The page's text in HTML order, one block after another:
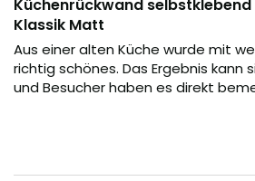
Küchenrückwand
Klassik Matt
Aus einer alten Küche wurde mit
richtig schönes. Das Ergebnis kann
und Besucher haben es direkt